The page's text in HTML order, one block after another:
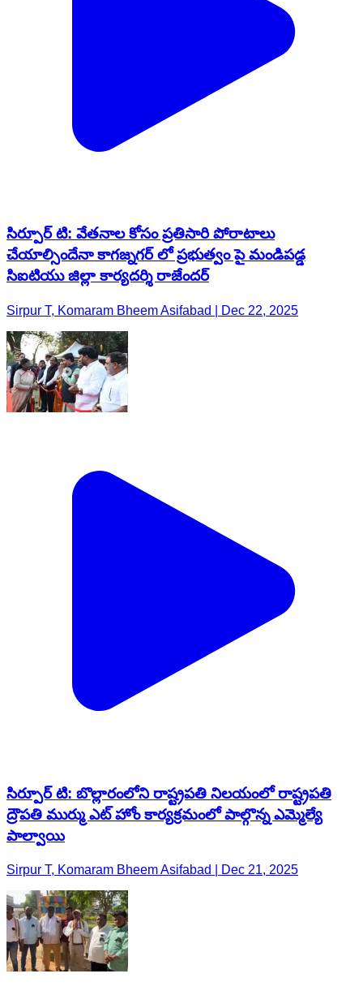
సిర్పూర్ టి: వేతనాల కోసం ప్రతిసారి పోరాటాలు
చేయాల్సిందేనా కాగజ్నగర్ లో ప్రభుత్వం పై మండిపడ్డ
సిఐటియు జిల్లా కార్యదర్శి రాజేందర్
Sirpur T, Komaram Bheem Asifabad | Dec 22, 2025
సిర్పూర్ టి: బొల్లారంలోని రాష్ట్రపతి నిలయంలో రాష్ట్రపతి
ద్రౌపతి ముర్ము ఎట్ హోం కార్యక్రమంలో పాల్గొన్న ఎమ్మెల్యే
పాల్వాయి
Sirpur T, Komaram Bheem Asifabad | Dec 21, 2025